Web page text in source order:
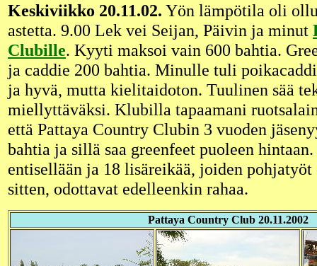
Keskiviikko 20.11.02. Yön lämpötila oli
astetta. 9.00 Lek vei Seijan, Päivin ja minut
Clubille. Kyyti maksoi vain 600 bahtia.
ja caddie 200 bahtia. Minulle tuli
ja hyvä, mutta kielitaidoton. Tuulinen sää
miellyttäväksi. Klubilla tapaamani
että Pattaya Country Clubin 3 vuoden
bahtia ja sillä saa greenfeet puoleen
entisellään ja 18 lisäreikää, joiden
sitten, odottavat edelleenkin rahaa.
Pattaya Country Club 20.11.2002